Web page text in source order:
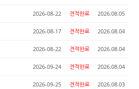
2026-08-22 견적완료 2026.08.05
2026-08-17 견적완료 2026.08.04
2026-08-22 견적완료 2026.08.04
2026-09-24 견적완료 2026.08.04
2026-09-25 견적완료 2026.08.03